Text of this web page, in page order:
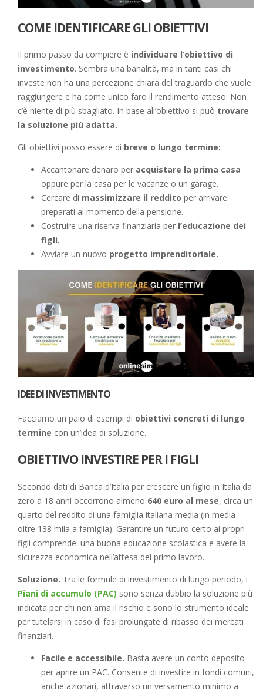
COME IDENTIFICARE GLI OBIETTIVI
Il primo passo da compiere è individuare l’obiettivo di
investimento. Sembra una banalità, ma in tanti casi chi
investe non ha una percezione chiara del traguardo che vuole
raggiungere e ha come unico faro il rendimento atteso. Non
c’è niente di più sbagliato. In base all’obiettivo si può trovare
la soluzione più adatta.
Gli obiettivi posso essere di breve o lungo termine:
Accantonare denaro per acquistare la prima casa
oppure per la casa per le vacanze o un garage.
Cercare di massimizzare il reddito per arrivare
preparati al momento della pensione.
Costruire una riserva finanziaria per l’educazione dei
figli.
Avviare un nuovo progetto imprenditoriale.
IDEE DI INVESTIMENTO
Facciamo un paio di esempi di obiettivi concreti di lungo
termine con un’idea di soluzione.
OBIETTIVO INVESTIRE PER I FIGLI
Secondo dati di Banca d’Italia per crescere un figlio in Italia da
zero a 18 anni occorrono almeno 640 euro al mese, circa un
quarto del reddito di una famiglia italiana media (in media
oltre 138 mila a famiglia). Garantire un futuro certo ai propri
figli comprende: una buona educazione scolastica e avere la
sicurezza economica nell’attesa del primo lavoro.
Soluzione. Tra le formule di investimento di lungo periodo, i
Piani di accumulo (PAC) sono senza dubbio la soluzione più
indicata per chi non ama il rischio e sono lo strumento ideale
per tutelarsi in caso di fasi prolungate di ribasso dei mercati
finanziari.
Facile e accessibile. Basta avere un conto deposito
per aprire un PAC. Consente di investire in fondi comuni,
anche azionari, attraverso un versamento minimo a